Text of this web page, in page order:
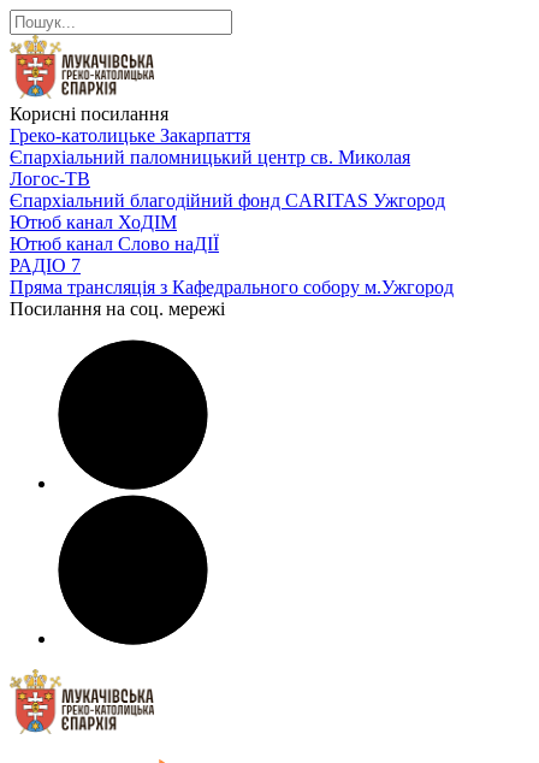
Корисні посилання
Греко-католицьке Закарпаття
Єпархіальний паломницький центр св. Миколая
Логос-ТВ
Єпархіальний благодійний фонд CARITAS Ужгород
Ютюб канал ХоДІМ
Ютюб канал Слово наДІЇ
РАДІО 7
Пряма трансляція з Кафедрального собору м.Ужгород
Посилання на соц. мережі